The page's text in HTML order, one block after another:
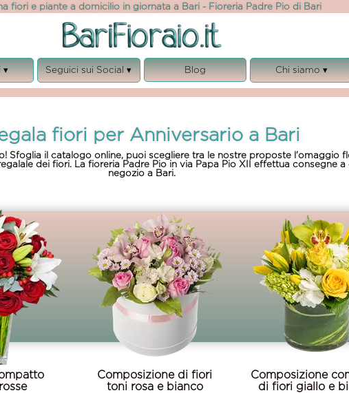
fiori e piante a domicilio in giornata a Bari - Fioreria Padre Pio di Bari
▾ Seguici sui Social ▾ Blog Chi siamo ▾
Note Legali
Privacy, cookies e GDPR
Regolamento
fiori per Anniversario a Bari
Sfoglia il catalogo online, puoi scegliere tra le nostre proposte l'omaggio
dei fiori. La fioreria Padre Pio in via Papa Pio XII effettua consegne
negozio a Bari.
Composizione di fiori
toni rosa e bianco
Composizione
di fiori giallo e